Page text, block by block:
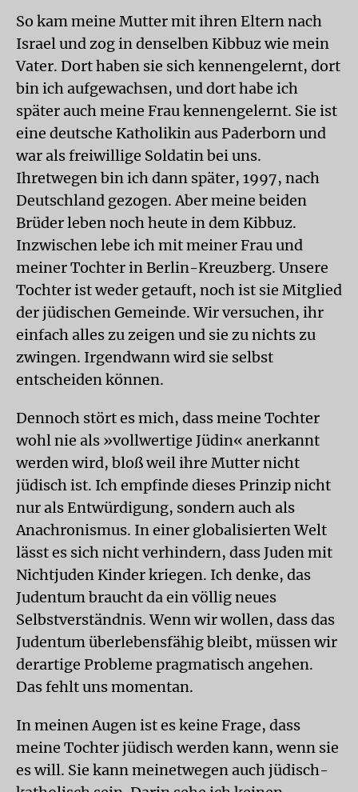
So kam meine Mutter mit ihren Eltern nach
Israel und zog in denselben Kibbuz wie mein
Vater. Dort haben sie sich kennengelernt, dort
bin ich aufgewachsen, und dort habe ich
später auch meine Frau kennengelernt. Sie ist
eine deutsche Katholikin aus Paderborn und
war als freiwillige Soldatin bei uns.
Ihretwegen bin ich dann später, 1997, nach
Deutschland gezogen. Aber meine beiden
Brüder leben noch heute in dem Kibbuz.
Inzwischen lebe ich mit meiner Frau und
meiner Tochter in Berlin-Kreuzberg. Unsere
Tochter ist weder getauft, noch ist sie Mitglied
der jüdischen Gemeinde. Wir versuchen, ihr
einfach alles zu zeigen und sie zu nichts zu
zwingen. Irgendwann wird sie selbst
entscheiden können.
Dennoch stört es mich, dass meine Tochter
wohl nie als »vollwertige Jüdin« anerkannt
werden wird, bloß weil ihre Mutter nicht
jüdisch ist. Ich empfinde dieses Prinzip nicht
nur als Entwürdigung, sondern auch als
Anachronismus. In einer globalisierten Welt
lässt es sich nicht verhindern, dass Juden mit
Nichtjuden Kinder kriegen. Ich denke, das
Judentum braucht da ein völlig neues
Selbstverständnis. Wenn wir wollen, dass das
Judentum überlebensfähig bleibt, müssen wir
derartige Probleme pragmatisch angehen.
Das fehlt uns momentan.
In meinen Augen ist es keine Frage, dass
meine Tochter jüdisch werden kann, wenn sie
es will. Sie kann meinetwegen auch jüdisch-